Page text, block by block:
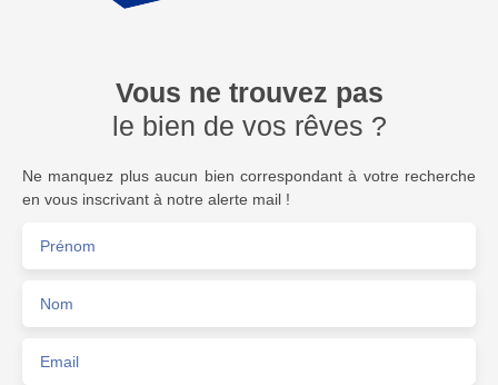
Vous ne trouvez pas
le bien de vos rêves ?
Ne manquez plus aucun bien correspondant à votre recherche
en vous inscrivant à notre alerte mail !
Prénom
Nom
Email